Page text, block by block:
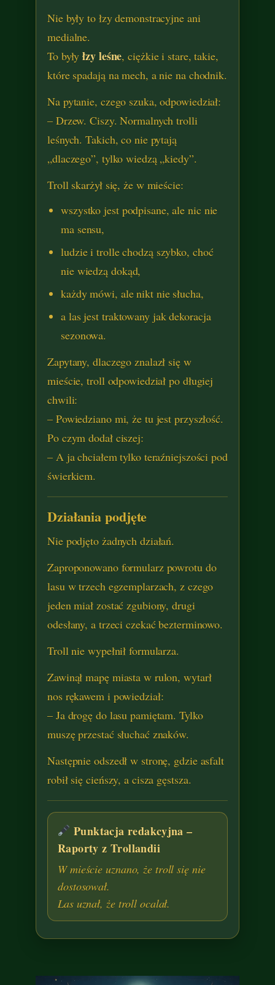
Nie były to łzy demonstracyjne ani
medialne.
To byłyłzy leśne, ciężkie i stare, takie,
które spadają na mech, a nie na chodnik.
Na pytanie, czego szuka, odpowiedział:
– Drzew. Ciszy. Normalnych trolli
leśnych. Takich, co nie pytają
„dlaczego”, tylko wiedzą „kiedy”.
Troll skarżył się, że w mieście:
wszystko jest podpisane, ale nic nie
ma sensu,
ludzie i trolle chodzą szybko, choć
nie wiedzą dokąd,
każdy mówi, ale nikt nie słucha,
a las jest traktowany jak dekoracja
sezonowa.
Zapytany, dlaczego znalazł się w
mieście, troll odpowiedział po długiej
chwili:
– Powiedziano mi, że tu jest przyszłość.
Po czym dodał ciszej:
– A ja chciałem tylko teraźniejszości pod
świerkiem.
Działania podjęte
Nie podjęto żadnych działań.
Zaproponowano formularz powrotu do
lasu w trzech egzemplarzach, z czego
jeden miał zostać zgubiony, drugi
odesłany, a trzeci czekać bezterminowo.
Troll nie wypełnił formularza.
Zawinął mapę miasta w rulon, wytarł
nos rękawem i powiedział:
– Ja drogę do lasu pamiętam. Tylko
muszę przestać słuchać znaków.
Następnie odszedł w stronę, gdzie asfalt
robił się cieńszy, a cisza gęstsza.
Punktacja redakcyjna –
Raporty z Trollandii
W mieście uznano, że troll się nie
dostosował.
Las uznał, że troll ocalał.